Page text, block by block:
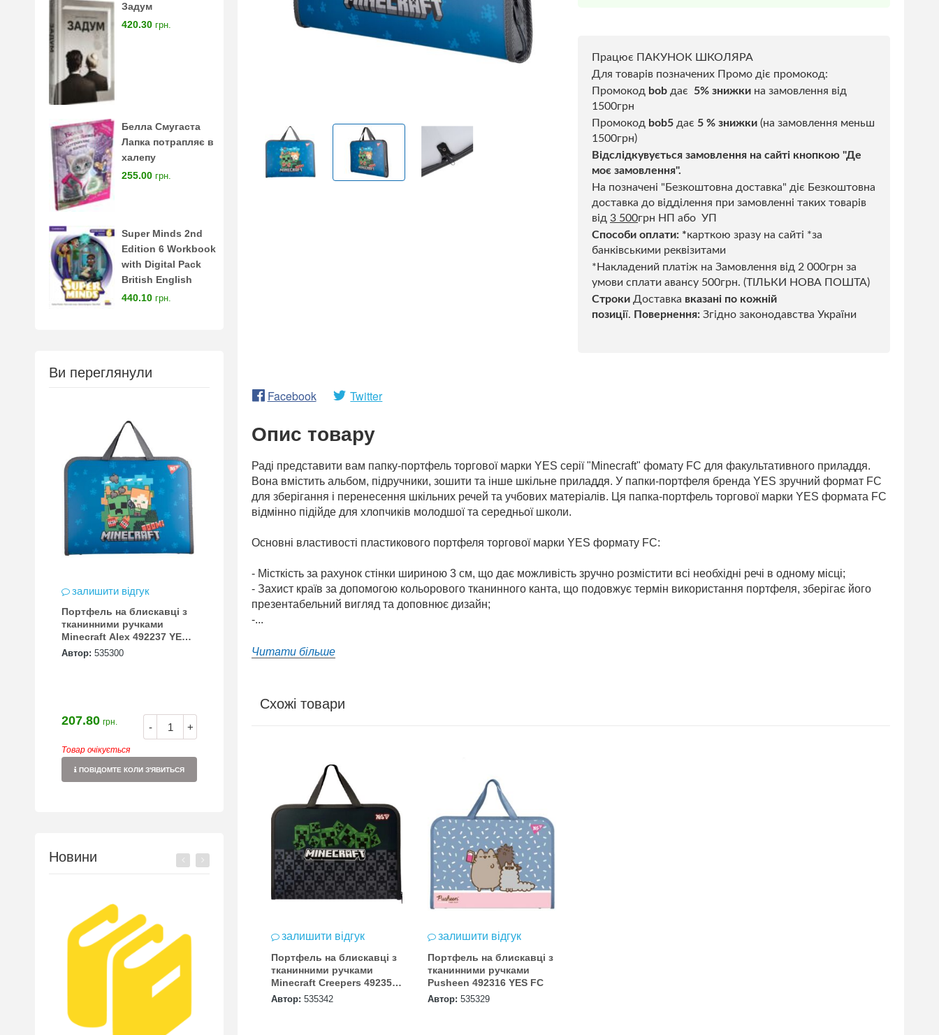
Задум
420.30 грн.
Белла Смугаста
Лапка потрапляє в
халепу
255.00 грн.
Super Minds 2nd
Edition 6 Workbook
with Digital Pack
British English
440.10 грн.
Ви переглянули
залишити відгук
Портфель на блискавці з
тканинними ручками
Minecraft Alex 492237 YES
FC
Автор: 535300
- +
207.80 грн.
Товар очікується
ПОВІДОМТЕ КОЛИ З'ЯВИТЬСЯ
Новини
Працює ПАКУНОК ШКОЛЯРА
Для товарів позначених Промо діє промокод:
Промокод bob дає 5% знижки на замовлення від
1500грн
Промокод bob5 дає 5 % знижки (на замовлення меньш
1500грн)
Відслідкувується замовлення на сайті кнопкою "Де
моє замовлення".
На позначені "Безкоштовна доставка" діє Безкоштовна
доставка до відділення при замовленні таких товарів
від 3 500грн НП або УП
Способи оплати: *карткою зразу на сайті *за
банківськими реквізитами
*Накладений платіж на Замовлення від 2 000грн за
умови сплати авансу 500грн. (ТІЛЬКИ НОВА ПОШТА)
Строки Доставка вказані по кожній
позиції. Повернення: Згідно законодавства України
Facebook Twitter
Опис товару
Раді представити вам папку-портфель торгової марки YES серії "Minecraft" фомату FC для факультативного приладдя.
Вона вмістить альбом, підручники, зошити та інше шкільне приладдя. У папки-портфеля бренда YES зручний формат FC
для зберігання і перенесення шкільних речей та учбових матеріалів. Ця папка-портфель торгової марки YES формата FC
відмінно підійде для хлопчиків молодшої та середньої школи.
Основні властивості пластикового портфеля торгової марки YES формату FC:
- Місткість за рахунок стінки шириною 3 см, що дає можливість зручно розмістити всі необхідні речі в одному місці;
- Захист країв за допомогою кольорового тканинного канта, що подовжує термін використання портфеля, зберігає його
презентабельний вигляд та доповнює дизайн;
-...
Читати більше
Схожі товари
залишити відгук
Портфель на блискавці з
тканинними ручками
Minecraft Creepers 492355
YES FC
Автор: 535342
залишити відгук
Портфель на блискавці з
тканинними ручками
Pusheen 492316 YES FC
Автор: 535329